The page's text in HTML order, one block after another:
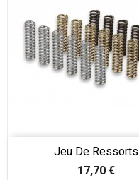
Jeu De Ressorts
Prix
17,70 €